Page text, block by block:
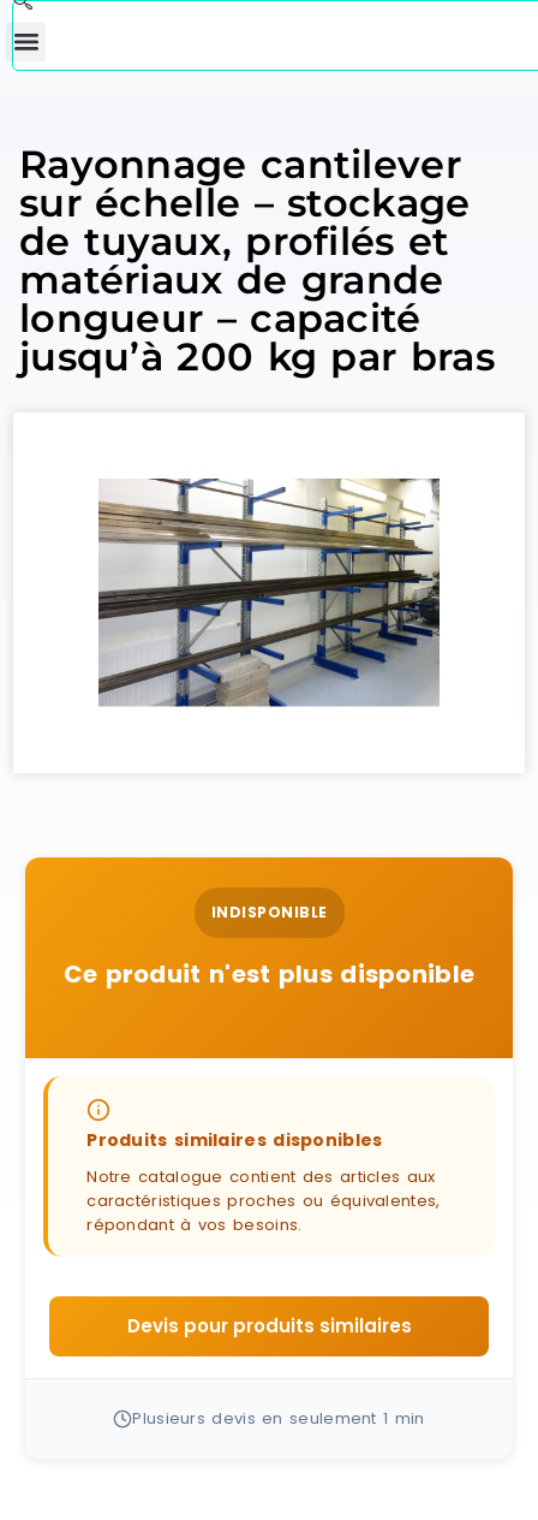
Rayonnage cantilever
sur échelle – stockage
de tuyaux, profilés et
matériaux de grande
longueur – capacité
jusqu’à 200 kg par bras
INDISPONIBLE
Ce produit n'est plus disponible
Produits similaires disponibles
Notre catalogue contient des articles aux
caractéristiques proches ou équivalentes,
répondant à vos besoins.
Devis pour produits similaires
Plusieurs devis en seulement 1 min